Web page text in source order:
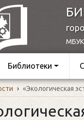
МБУК
Библиотеки
› «Экологическая